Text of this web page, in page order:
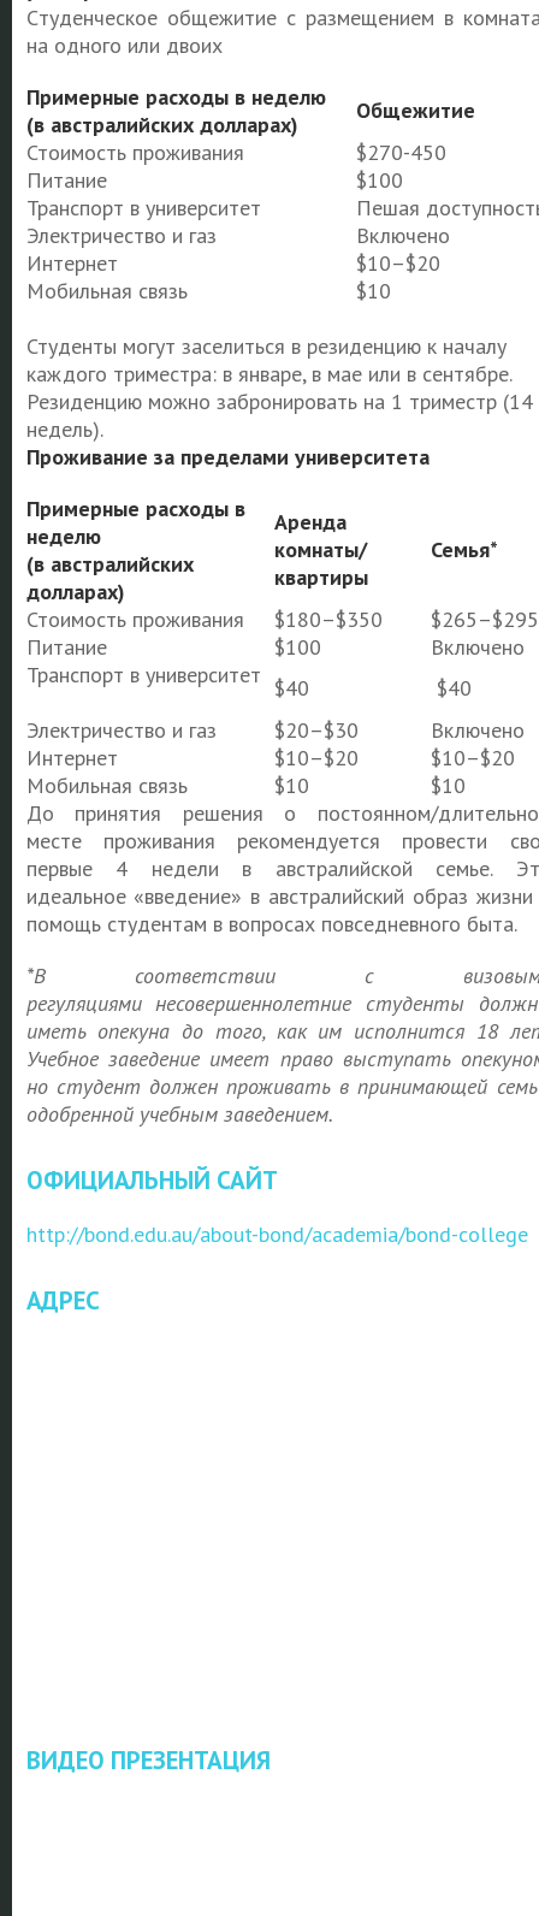
Cтуденческое общежитие с размещением в
на одного или двоих
Примерные расходы в неделю
(в австралийских долларах)
Общежитие
Стоимость проживания
$270-450
Питание
$100
Транспорт в университет
Пешая
Электричество и газ
Включено
Интернет
$10–$20
Мобильная связь
$10
Студенты могут заселиться в резиденцию к началу
каждого триместра: в январе, в мае или в сентябре.
Резиденцию можно забронировать на 1 триместр (14
недель).
Проживание за пределами университета
Примерные расходы в
неделю
(в австралийских
долларах)
Аренда
комнаты/
квартиры
Семья*
Стоимость проживания $180–$350
$265–$295
Питание
$100
Включено
Транспорт в университет $40
$40
Электричество и газ
$20–$30
Включено
Интернет
$10–$20
$10–$20
Мобильная связь
$10
$10
До принятия решения о постоянном/
месте проживания рекомендуется провести
первые 4 недели в австралийской семье.
идеальное «введение» в австралийский образ
помощь студентам в вопросах повседневного быта.
*В соответствии с
регуляцияминесовершеннолетние студенты
иметь опекуна до того, как им исполнится 18
Учебное заведение имеет право выступать
но студент должен проживать в принимающей
одобренной учебным заведением.
ОФИЦИАЛЬНЫЙ САЙТ
http://bond.edu.au/about-bond/academia/bond-college
АДРЕС
ВИДЕО ПРЕЗЕНТАЦИЯ